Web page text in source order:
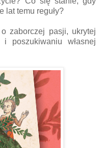
lat temu reguły?
zaborczej pasji, ukrytej
poszukiwaniu własnej